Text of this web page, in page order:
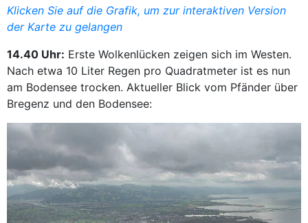
Klicken Sie auf die Grafik, um zur interaktiven Version
der Karte zu gelangen
14.40 Uhr: Erste Wolkenlücken zeigen sich im Westen.
Nach etwa 10 Liter Regen pro Quadratmeter ist es nun
am Bodensee trocken. Aktueller Blick vom Pfänder über
Bregenz und den Bodensee: